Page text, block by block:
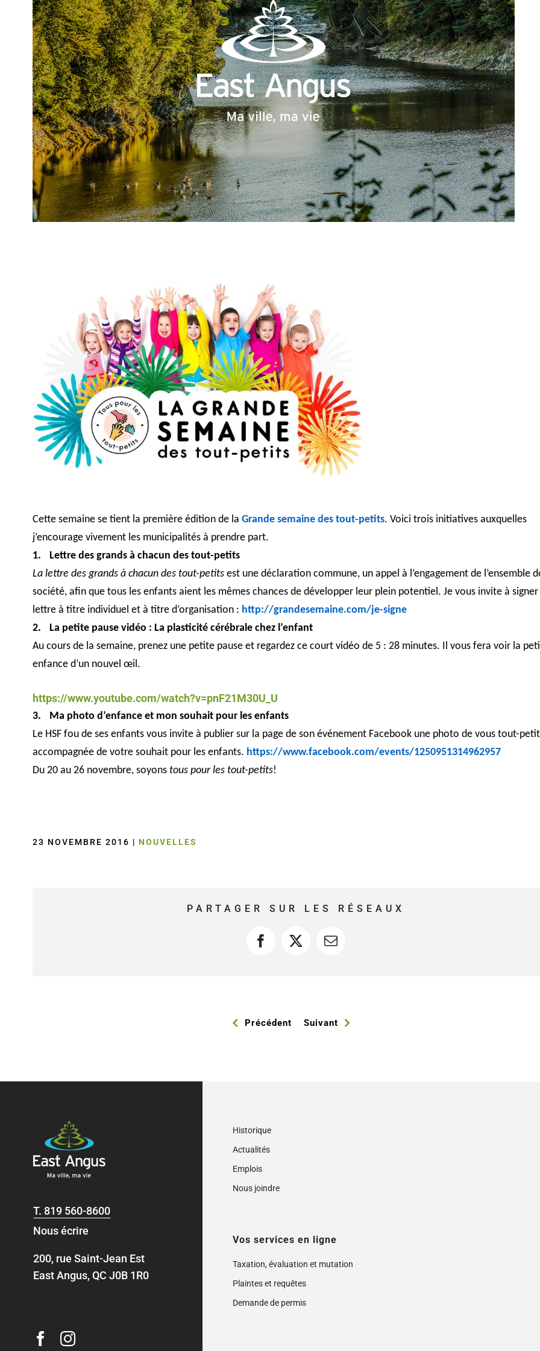
Cette semaine se tient la première édition de la Grande semaine des tout-petits. Voici trois initiatives auxquelles
j’encourage vivement les municipalités à prendre part.
1.
Lettre des grands à chacun des tout-petits
La lettre des grands à chacun des tout-petitsest une déclaration commune, un appel à l’engagement de l’ensemble
société, afin que tous les enfants aient les mêmes chances de développer leur plein potentiel. Je vous invite à signer
lettre à titre individuel et à titre d’organisation : http://grandesemaine.com/je-signe
2.
La petite pause vidéo : La plasticité cérébrale chez l’enfant
Au cours de la semaine, prenez une petite pause et regardez ce court vidéo de 5 : 28 minutes. Il vous fera voir la
enfance d’un nouvel œil.
https://www.youtube.com/watch?v=pnF21M30U_U
3.
Ma photo d’enfance et mon souhait pour les enfants
Le HSF fou de ses enfants vous invite à publier sur la page de son événement Facebook une photo de vous tout-petit
accompagnée de votre souhait pour les enfants. https://www.facebook.com/events/1250951314962957
Du 20 au 26 novembre, soyons tous pour les tout-petits!
23 NOVEMBRE 2016 | NOUVELLES
PARTAGER SUR LES RÉSEAUX
Facebook
X Courriel
Précédent Suivant
T. 819 560-8600
Nous écrire
200, rue Saint-Jean Est
East Angus, QC J0B 1R0
Historique
Actualités
Emplois
Nous joindre
Vos services en ligne
Taxation, évaluation et mutation
Plaintes et requêtes
Demande de permis